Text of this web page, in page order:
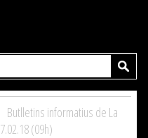
Butlletins informatius de La
(09h)